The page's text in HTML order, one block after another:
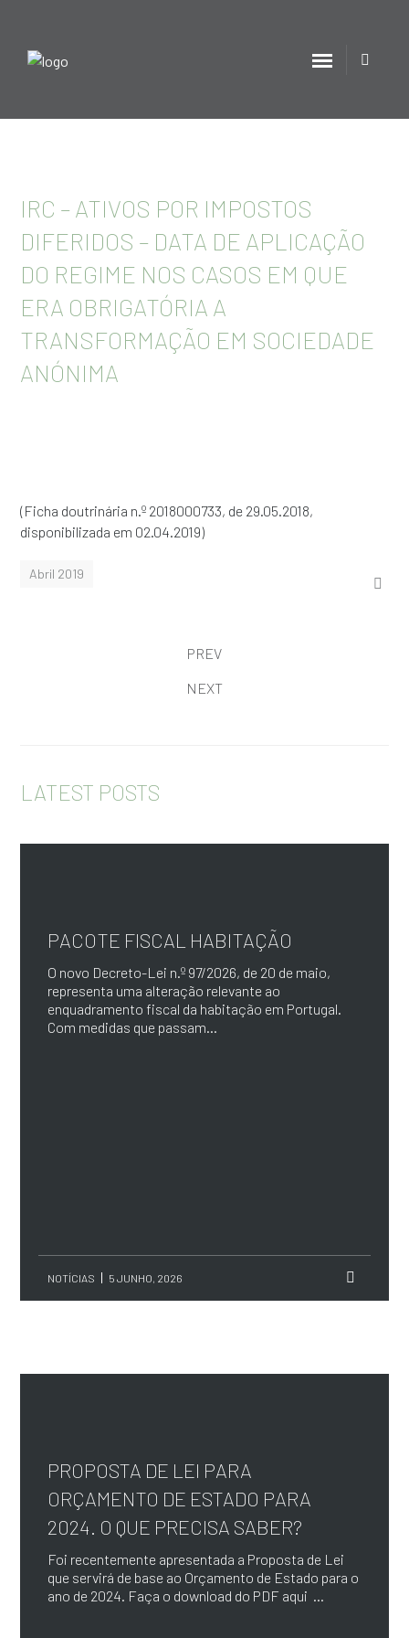
IRC – ATIVOS POR IMPOSTOS
DIFERIDOS – DATA DE APLICAÇÃO
DO REGIME NOS CASOS EM QUE
ERA OBRIGATÓRIA A
TRANSFORMAÇÃO EM SOCIEDADE
ANÓNIMA
(Ficha doutrinária n.º 2018000733, de 29.05.2018,
disponibilizada em 02.04.2019)
Abril 2019
PREV
NEXT
LATEST POSTS
PACOTE FISCAL HABITAÇÃO
O novo Decreto-Lei n.º 97/2026, de 20 de maio,
representa uma alteração relevante ao
enquadramento fiscal da habitação em Portugal.
Com medidas que passam...
NOTÍCIAS 5 JUNHO, 2026
PROPOSTA DE LEI PARA
ORÇAMENTO DE ESTADO PARA
2024. O QUE PRECISA SABER?
Foi recentemente apresentada a Proposta de Lei
que servirá de base ao Orçamento de Estado para o
ano de 2024. Faça o download do PDF aqui ...